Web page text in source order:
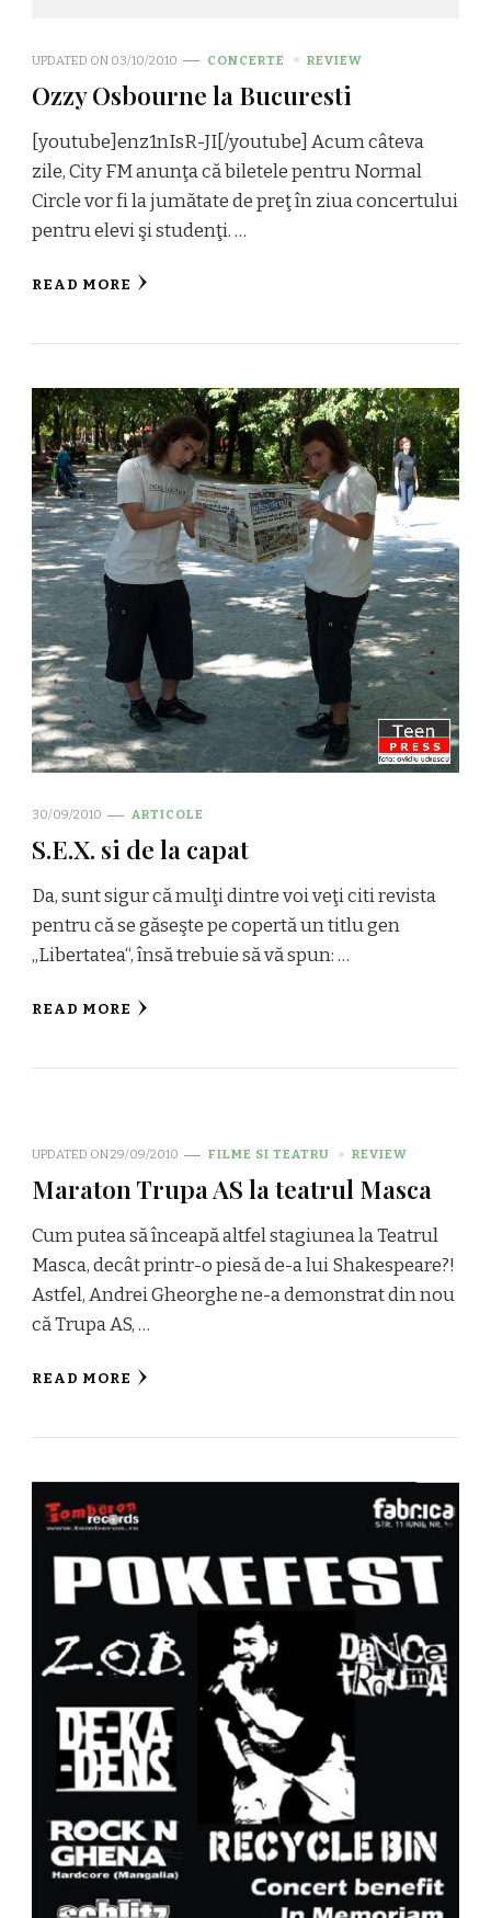
UPDATED ON 03/10/2010 CONCERTE REVIEW
Ozzy Osbourne la Bucuresti
[youtube]enz1nIsR-JI[/youtube] Acum câteva
zile, City FM anunţa că biletele pentru Normal
Circle vor fi la jumătate de preţ în ziua concertului
pentru elevi şi studenţi. …
READ MORE
30/09/2010 ARTICOLE
S.E.X. si de la capat
Da, sunt sigur că mulţi dintre voi veţi citi revista
pentru că se găseşte pe copertă un titlu gen
„Libertatea“, însă trebuie să vă spun: …
READ MORE
UPDATED ON29/09/2010 FILME SI TEATRU REVIEW
Maraton Trupa AS la teatrul Masca
Cum putea să înceapă altfel stagiunea la Teatrul
Masca, decât printr-o piesă de-a lui Shakespeare?!
Astfel, Andrei Gheorghe ne-a demonstrat din nou
că Trupa AS, …
READ MORE